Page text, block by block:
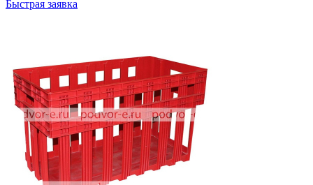
Быстрая заявка